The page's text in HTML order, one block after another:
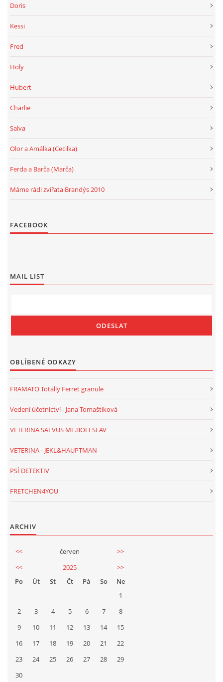
Doris
Kessi
Fred
Holy
Hubert
Charlie
Salva
Olor a Amálka (Cecilka)
Ferda a Barča (Marča)
Máme rádi zvířata Brandýs 2010
FACEBOOK
MAIL LIST
OBLÍBENÉ ODKAZY
FRAMATO Totally Ferret granule
Vedení účetnictví - Jana Tomaštíková
VETERINA SALVUS ML.BOLESLAV
VETERINA - JEKL&HAUPTMAN
PSÍ DETEKTIV
FRETCHEN4YOU
ARCHIV
<< červen
>>
<<
2025
>>
Po
Út St Čt Pá So
Ne
1
2
3 4 5 6 7
8
9
10 11 12 13 14
15
16
17 18 19 20 21
22
23
24 25 26 27 28
29
30